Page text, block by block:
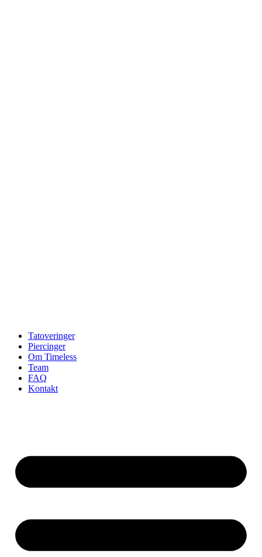
Tatoveringer
Piercinger
Om Timeless
Team
FAQ
Kontakt